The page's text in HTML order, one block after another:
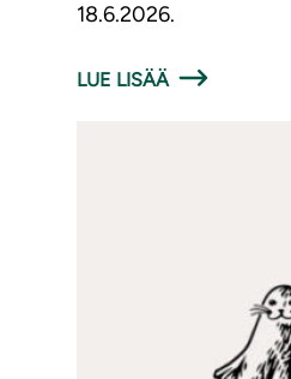
18.6.2026.
LUE LISÄÄ